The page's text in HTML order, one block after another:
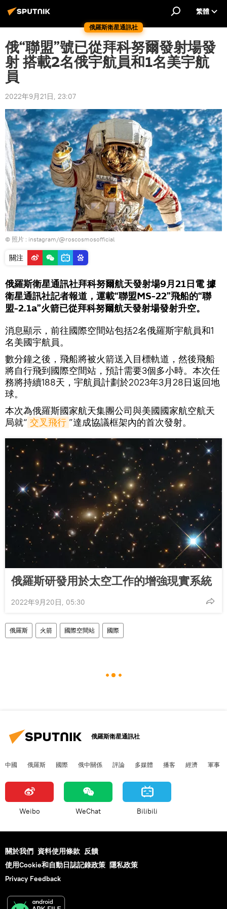
俄羅斯衛星通訊社
繁體
俄“聯盟”號已從拜科努爾發射場發
射 搭載2名俄宇航員和1名美宇航
員
2022年9月21日, 23:07
© 照片 : instagram/@roscosmosofficial
關注
俄羅斯衛星通訊社拜科努爾航天發射場9月21日電 據
衛星通訊社記者報道，運載“聯盟MS-22”飛船的“聯
盟-2.1a”火箭已從拜科努爾航天發射場發射升空。
消息顯示，前往國際空間站包括2名俄羅斯宇航員和1
名美國宇航員。
數分鐘之後，飛船將被火箭送入目標軌道，然後飛船
將自行飛到國際空間站，預計需要3個多小時。本次任
務將持續188天，宇航員計劃於2023年3月28日返回地
球。
本次為俄羅斯國家航天集團公司與美國國家航空航天
局就“ 交叉飛行 ”達成協議框架內的首次發射。
俄羅斯研發用於太空工作的增強現實系統
2022年9月20日, 05:30
俄羅斯 火箭 國際空間站 國際
俄羅斯衛星通訊社
中國 俄羅斯 國際 俄中關係 評論 多媒體 播客 經濟 軍事
Weibo WeChat Bilibili
關於我們 資料使用條款 反饋
使用Cookie和自動日誌記錄政策 隱私政策
Privacy Feedback